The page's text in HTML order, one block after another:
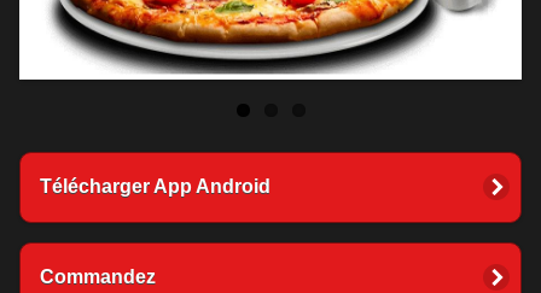
Télécharger App Android
Commandez